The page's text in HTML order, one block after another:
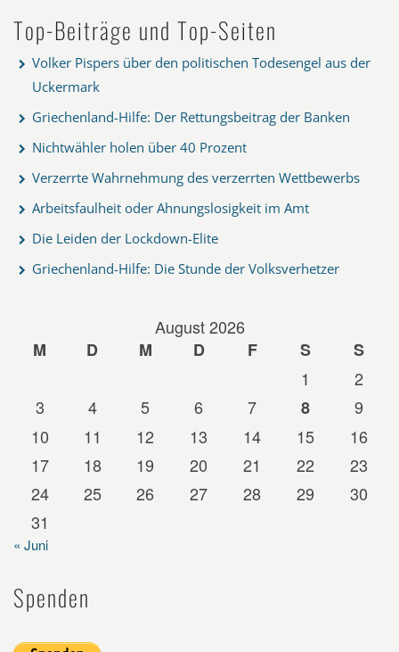
Top-Beiträge und Top-Seiten
Volker Pispers über den politischen Todesengel aus der
Uckermark
Griechenland-Hilfe: Der Rettungsbeitrag der Banken
Nichtwähler holen über 40 Prozent
Verzerrte Wahrnehmung des verzerrten Wettbewerbs
Arbeitsfaulheit oder Ahnungslosigkeit im Amt
Die Leiden der Lockdown-Elite
Griechenland-Hilfe: Die Stunde der Volksverhetzer
August 2026
M
D M D F S
S
1
2
3
4 5 6 7 8
9
10
11 12 13 14 15
16
17
18 19 20 21 22
23
24
25 26 27 28 29
30
31
« Juni
Spenden